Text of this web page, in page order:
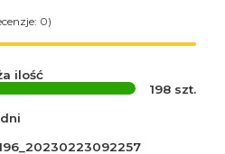
0)
ilość
198 szt.